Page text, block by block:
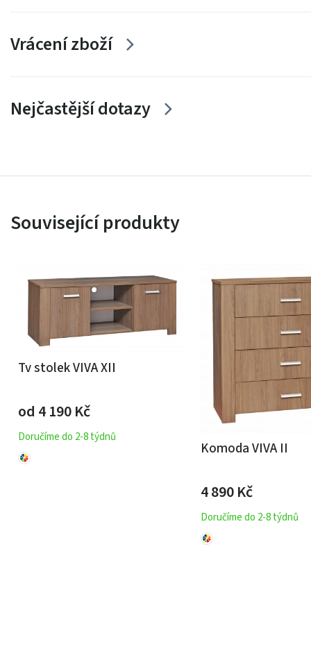
Vrácení zboží
Nejčastější dotazy
Související produkty
Tv stolek VIVA XII
od 4 190Kč
Doručíme do 2-8 týdnů
Komoda VIVA II
4 890Kč
Doručíme do 2-8 týdnů